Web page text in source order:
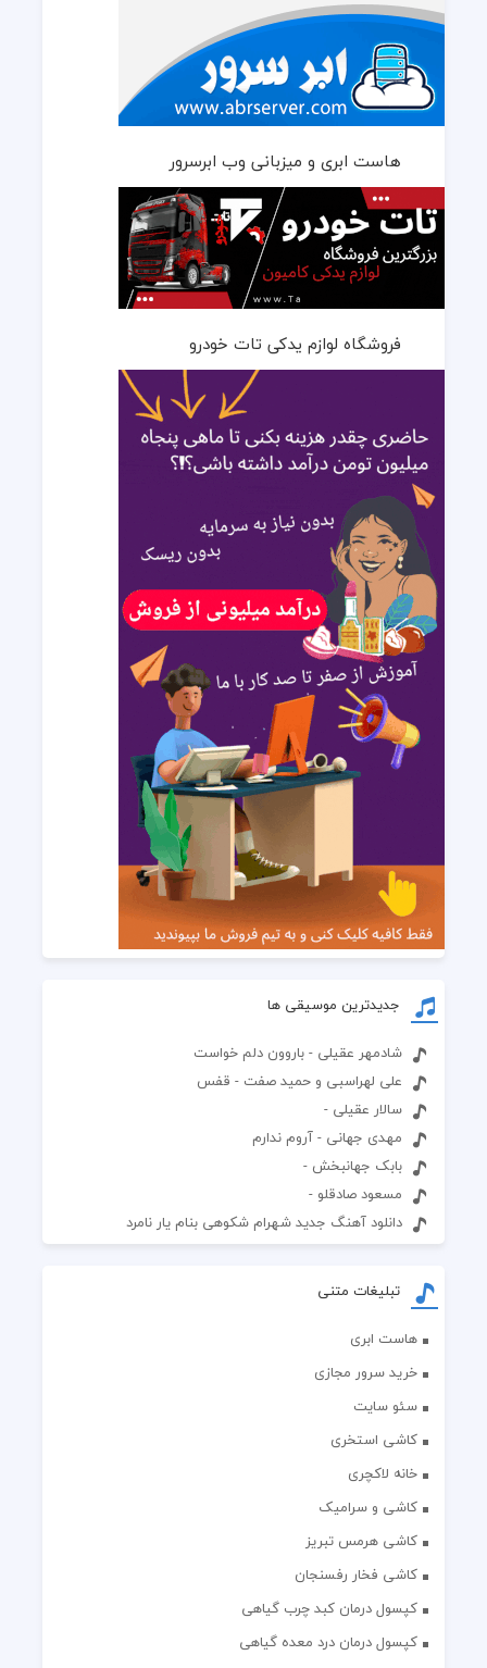
هاست ابری و میزبانی وب ابرسرور
فروشگاه لوازم یدکی تات خودرو
جدیدترین موسیقی ها
شادمهر عقیلی - باروون دلم خواست
علی لهراسبی و حمید صفت - قفس
سالار عقیلی -
مهدی جهانی - آروم ندارم
بابک جهانبخش -
مسعود صادقلو -
دانلود آهنگ جدید شهرام شکوهی بنام یار نامرد
تبلیغات متنی
هاست ابری
خرید سرور مجازی
سئو سایت
کاشی استخری
خانه لاکچری
کاشی و سرامیک
کاشی هرمس تبریز
کاشی فخار رفسنجان
کپسول درمان کبد چرب گیاهی
کپسول درمان درد معده گیاهی